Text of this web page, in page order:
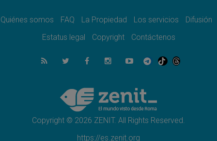
noticia para todo el Uruguay
León XIV: La revolución del Evangelio
derriba los muros que separan
06.08.2026
La Iglesia en Ceuta: caridad y esperanza
La visita del Papa a Perú será un tiempo de
gracia reconciliación y esperanza
Quiénes somos FAQ La Propiedad Los servicios
Difusión
Estatus legal
Copyright Contáctenos
Copyright © 2026 ZENIT. All Rights Reserved.
https://es.zenit.org